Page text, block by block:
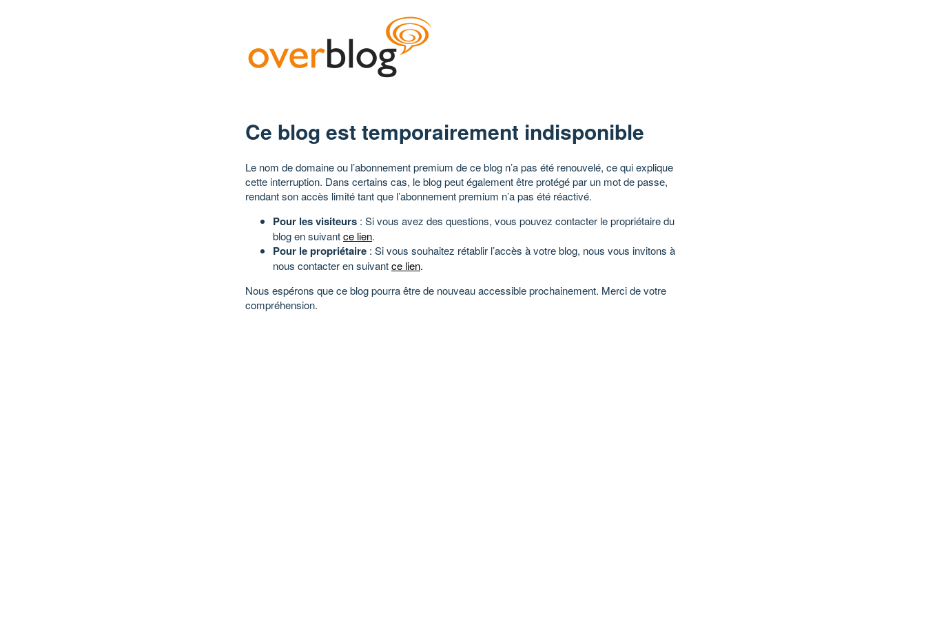
Ce blog est temporairement indisponible
Le nom de domaine ou l’abonnement premium de ce blog n’a pas été renouvelé, ce qui explique
cette interruption. Dans certains cas, le blog peut également être protégé par un mot de passe,
rendant son accès limité tant que l’abonnement premium n’a pas été réactivé.
Pour les visiteurs : Si vous avez des questions, vous pouvez contacter le propriétaire du
blog en suivantce lien.
Pour le propriétaire : Si vous souhaitez rétablir l’accès à votre blog, nous vous invitons à
nous contacter en suivantce lien.
Nous espérons que ce blog pourra être de nouveau accessible prochainement. Merci de votre
compréhension.